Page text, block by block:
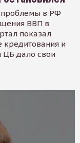
проблемы в РФ
ВВП в
показал
кредитования и
ЦБ дало свои